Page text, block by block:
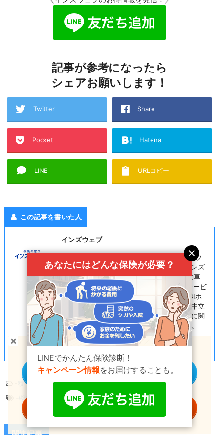
記事が参考になったら
シェアお願いします！
Twitter Share
Pocket Hatena
LINE URLコピー
この記事を書いた人
インズウェブ
「保険（Insurance）」とインターネット「ウ
ェブ（Web）」の融合から、サイト名『インズ
ウェブ（InsWeb）』が誕生しました。自動車
保険の見積もりを中心として2000年からサービ
スを提供しています。現在の運営会社はSBIホ
ールディングス株式会社となり、公正かつ中立
的な立場で自動車保険のみならず生命保険に関
する様々なお役立ち情報も提供しています。
積立保険のコラム
#30代 #積立保険,#貯金
あなたにはどんな保険が必要？
LINEでかんたん保険診断！
キャンペーン情報をお届けすることも。
貯蓄型の保険をお探しの方へ
個別に商品を見る
一括資料請求する